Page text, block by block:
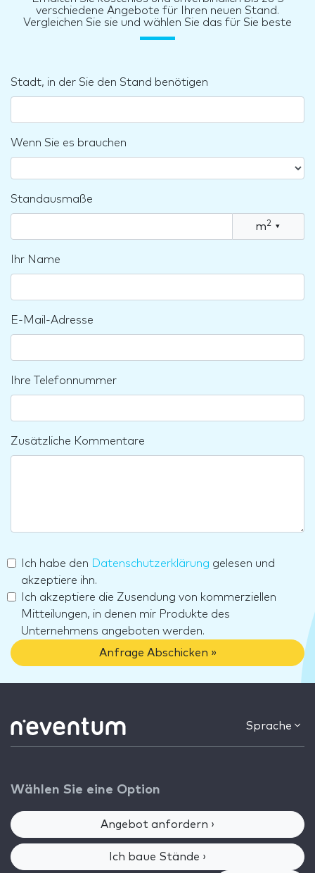
verschiedene Angebote für Ihren neuen Stand.
Vergleichen Sie sie und wählen Sie das für Sie beste
Stadt, in der Sie den Stand benötigen
Wenn Sie es brauchen
Standausmaße
m2 ▾
Ihr Name
E-Mail-Adresse
Ihre Telefonnummer
Zusätzliche Kommentare
Ich habe den Datenschutzerklärung gelesen und
akzeptiere ihn.
Ich akzeptiere die Zusendung von kommerziellen
Mitteilungen, in denen mir Produkte des
Unternehmens angeboten werden.
Anfrage Abschicken »
Sprache
Wählen Sie eine Option
Angebot anfordern ›
Ich baue Stände ›